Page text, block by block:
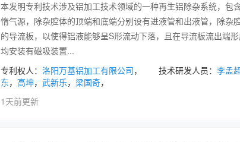
本发明专利技术涉及铝加工技术领域的一种再生铝除杂系统，包
惰气源，除杂腔体的顶端和底端分别设有进液管和出液管，除杂
的导流板，以使得铝液能够呈S形流动下落，且在导流板流出端
均安装有磁吸装置...
专利权人： 洛阳万基铝加工有限公司， 技术研发人员： 李孟
东， 高坤， 武新乐， 梁国奇，
1天前更新